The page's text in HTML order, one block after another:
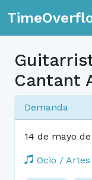
Cantant
Demanda
14 de mayo
Ocio /